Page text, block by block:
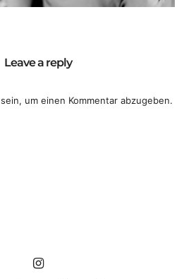
Leave a reply
sein, um einen Kommentar abzugeben.